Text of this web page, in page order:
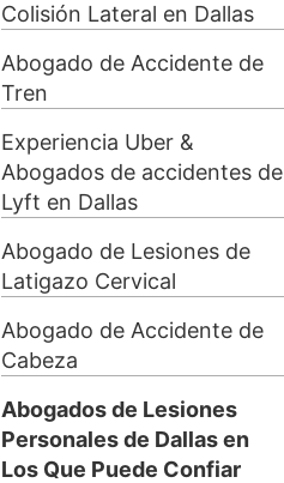
Colisión Lateral en Dallas
Abogado de Accidente de
Tren
Experiencia Uber &
Abogados de accidentes de
Lyft en Dallas
Abogado de Lesiones de
Latigazo Cervical
Abogado de Accidente de
Cabeza
Abogados de Lesiones
Personales de Dallas en
Los Que Puede Confiar